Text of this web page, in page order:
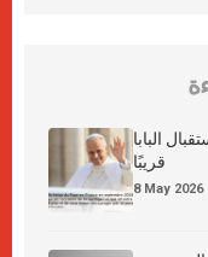
البابا
قريبًا
8 May 2026